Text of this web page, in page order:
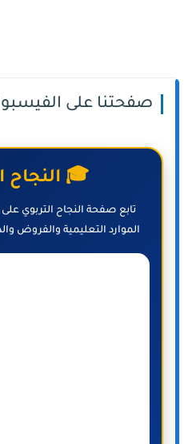
صفحتنا على
🎓 النجاح
تابع صفحة النجاح التربوي
الموارد التعليمية والفروض